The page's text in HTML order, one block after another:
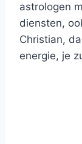
astrologen
diensten,
Christian,
energie, je